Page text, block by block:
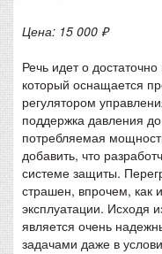
Цена: 15 000 ₽
Речь идет о
который оснащается
регулятором
поддержка давления
потребляемая
добавить, что
системе защиты.
страшен, впрочем, как
эксплуатации. Исходя
является очень
задачами даже в